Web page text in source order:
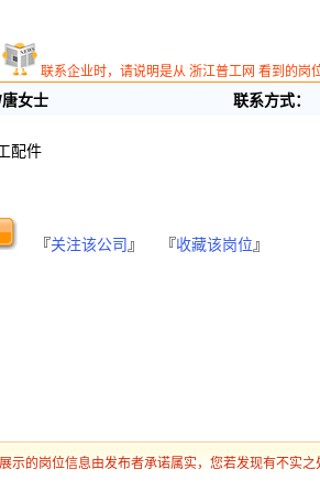
联系企业时，请说明是从 浙江普工网 看到的岗
女士
联系方式：
配件
『关注该公司 』 『收藏该岗位 』
示的岗位信息由发布者承诺属实，您若发现有不实